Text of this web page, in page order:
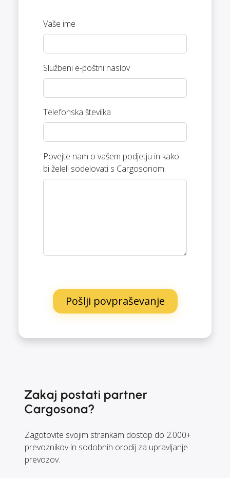
Vaše ime
Službeni e-poštni naslov
Telefonska številka
Povejte nam o vašem podjetju in kako
bi želeli sodelovati s Cargosonom.
Zakaj postati partner
Cargosona?
Zagotovite svojim strankam dostop do 2.000+
prevoznikov in sodobnih orodij za upravljanje
prevozov.